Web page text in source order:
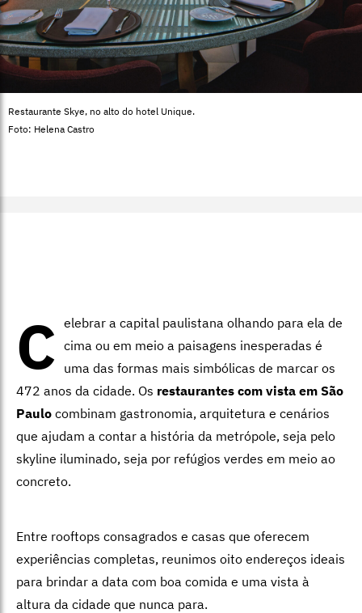
Restaurante Skye, no alto do hotel Unique.
Foto: Helena Castro
C elebrar a capital paulistana olhando para ela de
cima ou em meio a paisagens inesperadas é
uma das formas mais simbólicas de marcar os
472 anos da cidade. Os restaurantes com vista em São
Paulo combinam gastronomia, arquitetura e cenários
que ajudam a contar a história da metrópole, seja pelo
skyline iluminado, seja por refúgios verdes em meio ao
concreto.
Entre rooftops consagrados e casas que oferecem
experiências completas, reunimos oito endereços ideais
para brindar a data com boa comida e uma vista à
altura da cidade que nunca para.